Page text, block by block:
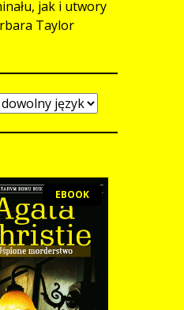
jak i utwory
Taylor
EBOOK